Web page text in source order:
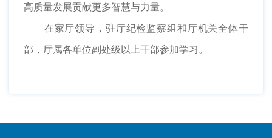
高质量发展贡献更多智慧与力量。
在家厅领导，驻厅纪检监察组和厅机关全体干
部，厅属各单位副处级以上干部参加学习。